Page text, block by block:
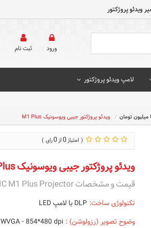
ویدئو پروژکتور
ورود ثبت‌ نام
لامپ ویدئو پروژکتور
ویدئو پروژکتور جیبی ویوسونیک M1 Plus
0
0
ویدئو پروژکتور جیبی ویوسونیک M1 Plus
قیمت و مشخصات VIEWSONIC M1 Plus Projector
تکنولوژی ساخت: DLP با لامپ LED
وضوح تصویر (رزولوشن) :WVGA - 854*480 dpi